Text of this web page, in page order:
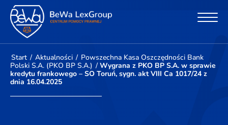
Start / Aktualności / Powszechna Kasa Oszczędności Bank
Polski S.A. (PKO BP S.A.) / Wygrana z PKO BP S.A. w sprawie
kredytu frankowego – SO Toruń, sygn. akt VIII Ca 1017/24 z
dnia 16.04.2025